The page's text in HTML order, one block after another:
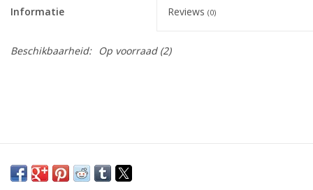
Informatie Reviews (0)
Beschikbaarheid: Op voorraad(2)